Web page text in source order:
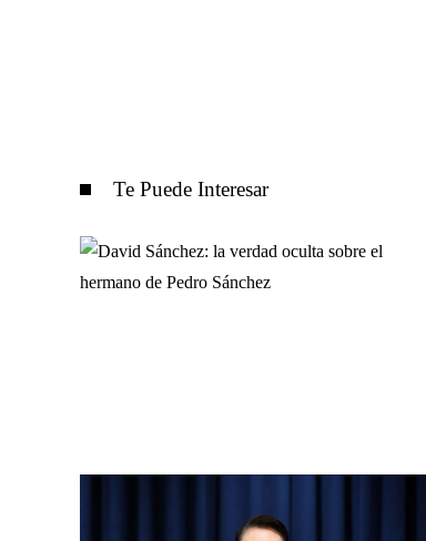
Te Puede Interesar